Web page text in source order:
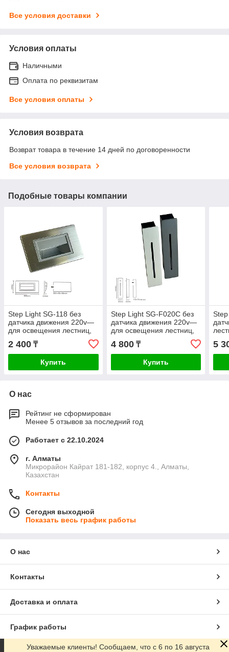
Все условия доставки
Условия оплаты
Наличными
Оплата по реквизитам
Все условия оплаты
Условия возврата
Возврат товара в течение 14 дней по договоренности
Все условия возврата
Подобные товары компании
Step Light SG-118 без
датчика движения 220v—
для освещения лестниц,
фасадов и террас.
2 400 ₸
Купить
Step Light SG-F020C без
датчика движения 220v—
для освещения лестниц,
фасадов и террас.
4 800₸
Купить
5
О нас
Рейтинг не сформирован
Менее 5 отзывов за последний год
Работает с 22.10.2024
г. Алматы
Микрорайон Кайрат 181-182, корпус 4., Алматы,
Казахстан
Контакты
Сегодня выходной
Показать весь график работы
О нас
Контакты
Доставка и оплата
График работы
Уважаемые клиенты! Сообщаем, что с 6 по 16 августа